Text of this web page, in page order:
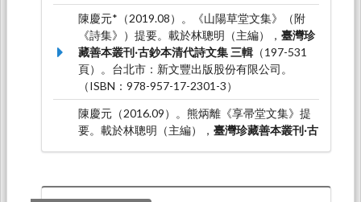
陳慶元*（2019.08）。《山陽草堂文集》（附
《詩集》）提要。載於林聰明（主編）， 臺灣珍
藏善本叢刊‧古鈔本清代詩文集 三輯 （197-531
頁）。台北市：新文豐出版股份有限公司。
（ISBN：978-957-17-2301-3）
陳慶元（2016.09）。熊炳離《享帚堂文集》提
要。載於林聰明（主編）， 臺灣珍藏善本叢刊‧古